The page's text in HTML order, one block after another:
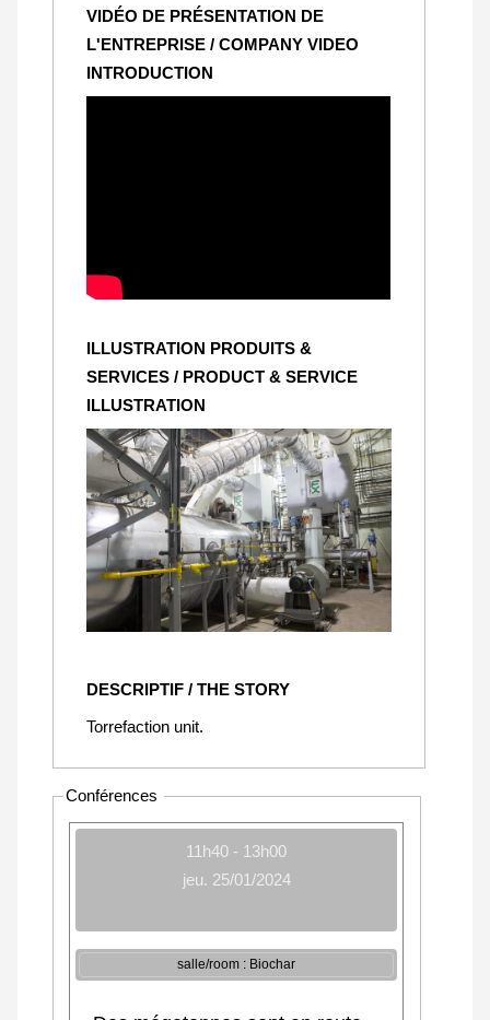
VIDÉO DE PRÉSENTATION DE
L'ENTREPRISE / COMPANY VIDEO
INTRODUCTION
ILLUSTRATION PRODUITS &
SERVICES / PRODUCT & SERVICE
ILLUSTRATION
DESCRIPTIF / THE STORY
Torrefaction unit.
Conférences
11h40 - 13h00
jeu. 25/01/2024
salle/room : Biochar